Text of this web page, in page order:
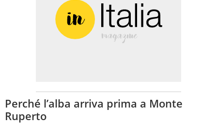
Perché l’alba arriva prima a Monte
Ruperto